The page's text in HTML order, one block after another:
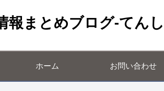
報まとめブログ-てん
ホーム お問い合わせ